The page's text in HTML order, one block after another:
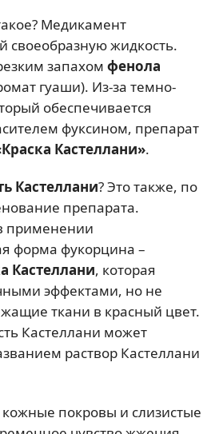
Медикамент
своеобразную жидкость.
запахом фенола
гуаши). Из-за темно-
обеспечивается
фуксином, препарат
Кастеллани».
Кастеллани? Это также, по
препарата.
применении
форма фукорцина –
Кастеллани, которая
эффектами, но не
ткани в красный цвет.
Кастеллани может
раствор Кастеллани
покровы и слизистые